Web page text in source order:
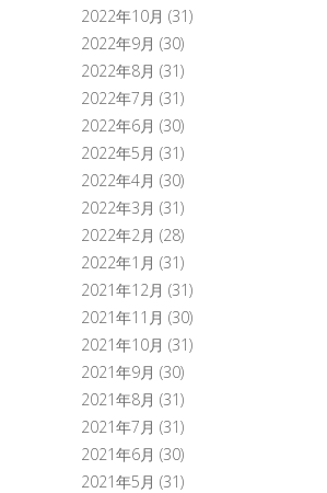
2022年10月 (31)
2022年9月 (30)
2022年8月 (31)
2022年7月 (31)
2022年6月 (30)
2022年5月 (31)
2022年4月 (30)
2022年3月 (31)
2022年2月 (28)
2022年1月 (31)
2021年12月 (31)
2021年11月 (30)
2021年10月 (31)
2021年9月 (30)
2021年8月 (31)
2021年7月 (31)
2021年6月 (30)
2021年5月 (31)